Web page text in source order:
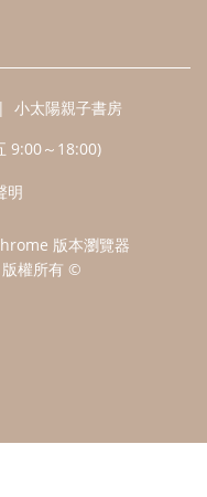
小太陽親子書房
9:00～18:00)
明
版本瀏覽器
權所有 ©